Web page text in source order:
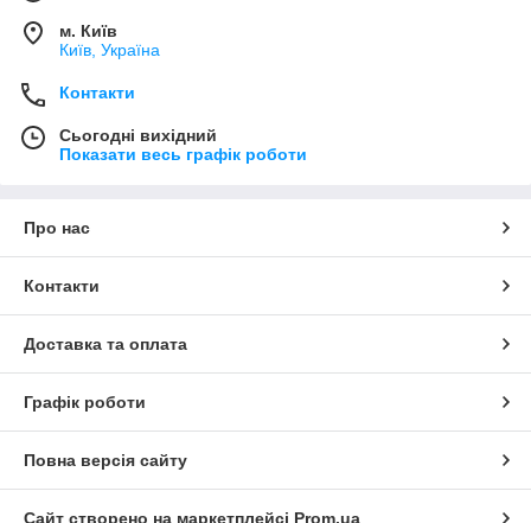
м. Київ
Київ, Україна
Контакти
Сьогодні вихідний
Показати весь графік роботи
Про нас
Контакти
Доставка та оплата
Графік роботи
Повна версія сайту
Сайт створено на маркетплейсі Prom.ua